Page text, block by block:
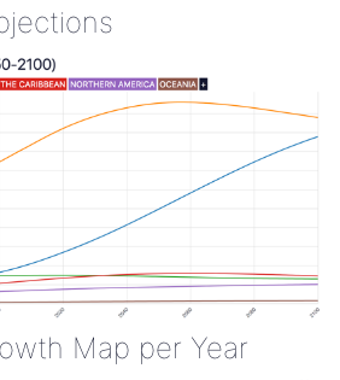
Map per Year